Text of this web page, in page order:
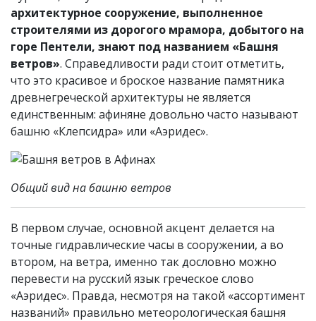
архитектурное сооружение, выполненное
строителями из дорогого мрамора, добытого на
горе Пентели, знают под названием «Башня
ветров». Справедливости ради стоит отметить,
что это красивое и броское название памятника
древнегреческой архитектуры не является
единственным: афиняне довольно часто называют
башню «Клепсидра» или «Аэридес».
Общий вид на башню ветров
В первом случае, основной акцент делается на
точные гидравлические часы в сооружении, а во
втором, на ветра, именно так дословно можно
перевести на русский язык греческое слово
«Аэридес». Правда, несмотря на такой «ассортимент
названий» правильно метеорологическая башня